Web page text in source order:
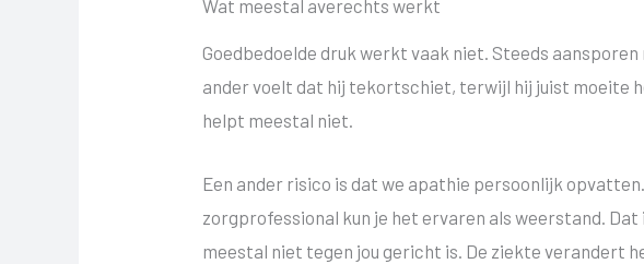
Wat meestal averechts werkt
Goedbedoelde druk werkt vaak niet. Steeds
ander voelt dat hij tekortschiet, terwijl hij juist moeite
helpt meestal niet.
Een ander risico is dat we apathie persoonlijk
zorgprofessional kun je het ervaren als weerstand.
meestal niet tegen jou gericht is. De ziekte verandert